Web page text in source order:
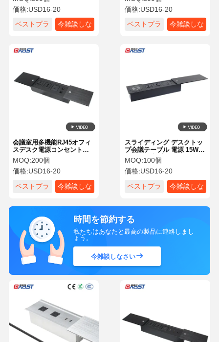
価格:USD16-20
ベストプラ
今雑談しな
価格:USD16-20
ベストプラ
今雑談しな
会議室用多機能RJ45オフィ
スデスク電源コンセントプ
ラグソケット
MOQ:200個
価格:USD16-20
ベストプラ
今雑談しな
スライディング デスクトッ
プ会議テーブル 電源 15W
Qi UKCA 認定
MOQ:100個
価格:USD16-20
ベストプラ
今雑談しな
時間を節約する
私たちはあなたと最高の製品に連絡しまし
ょう。
今雑談しなさい